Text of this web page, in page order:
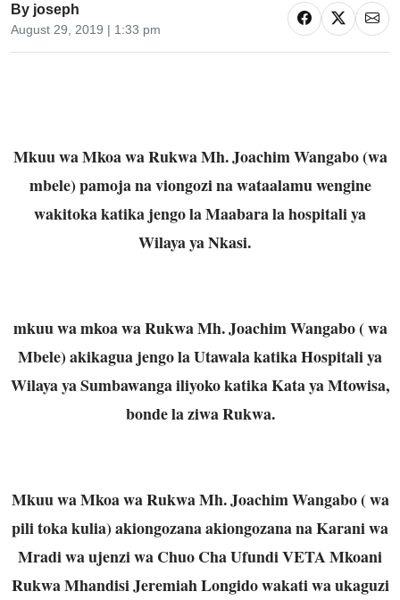
By joseph
August 29, 2019 | 1:33 pm
Mkuu wa Mkoa wa Rukwa Mh. Joachim Wangabo (wa
mbele) pamoja na viongozi na wataalamu wengine
wakitoka katika jengo la Maabara la hospitali ya
Wilaya ya Nkasi.
mkuu wa mkoa wa Rukwa Mh. Joachim Wangabo ( wa
Mbele) akikagua jengo la Utawala katika Hospitali ya
Wilaya ya Sumbawanga iliyoko katika Kata ya Mtowisa,
bonde la ziwa Rukwa.
Mkuu wa Mkoa wa Rukwa Mh. Joachim Wangabo ( wa
pili toka kulia) akiongozana akiongozana na Karani wa
Mradi wa ujenzi wa Chuo Cha Ufundi VETA Mkoani
Rukwa Mhandisi Jeremiah Longido wakati wa ukaguzi